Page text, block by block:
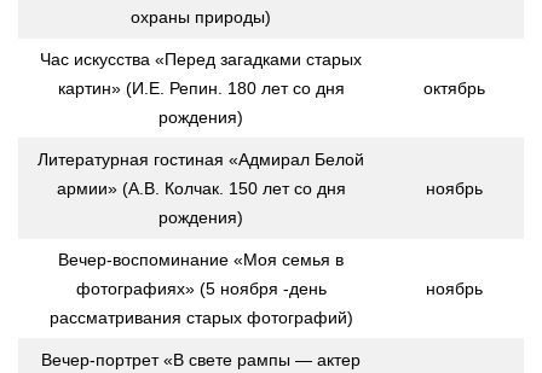
охраны природы)
Час искусства «Перед загадками старых
картин» (И.Е. Репин. 180 лет со дня
рождения)
октябрь
Литературная гостиная «Адмирал Белой
армии» (А.В. Колчак. 150 лет со дня
рождения)
ноябрь
Вечер-воспоминание «Моя семья в
фотографиях» (5 ноября -день
рассматривания старых фотографий)
ноябрь
Вечер-портрет «В свете рампы — актер